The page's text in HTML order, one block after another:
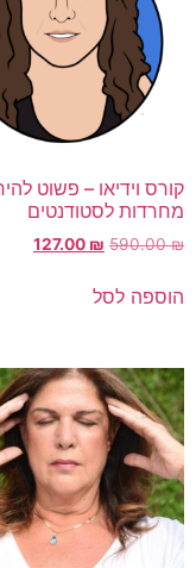
קורס וידיאו – פשוט
מחרדות לסטודנטים
590.00₪
127.00 ₪
הוספה לסל
קבלו 10%
על
מוצרי החנות,